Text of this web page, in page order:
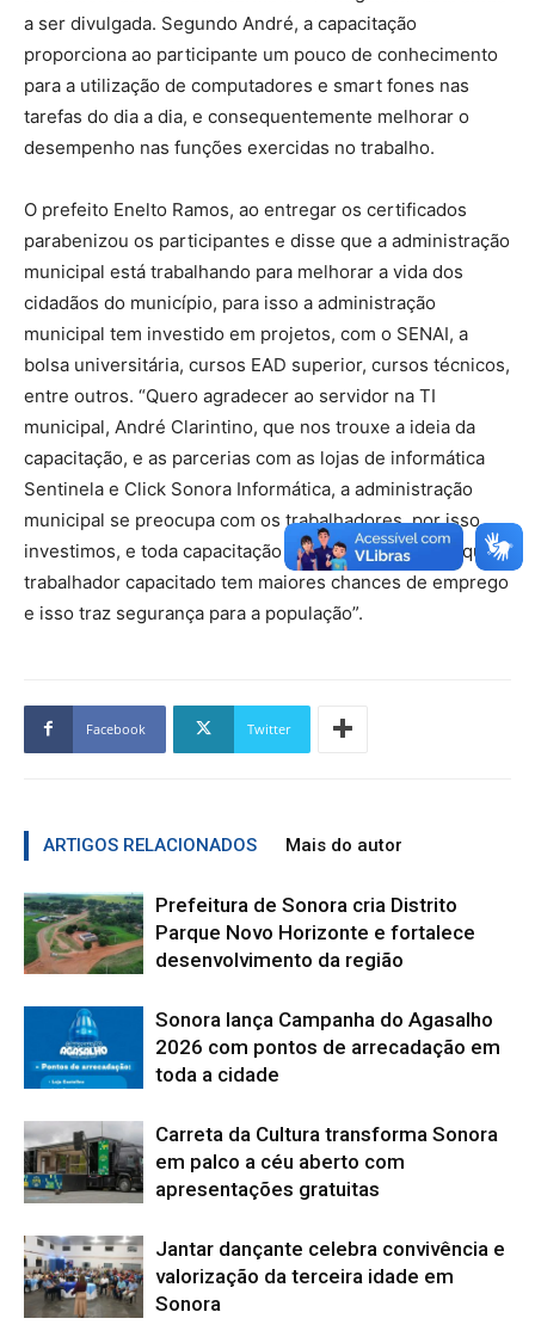
a ser divulgada. Segundo André, a capacitação
proporciona ao participante um pouco de conhecimento
para a utilização de computadores e smart fones nas
tarefas do dia a dia, e consequentemente melhorar o
desempenho nas funções exercidas no trabalho.
O prefeito Enelto Ramos, ao entregar os certificados
parabenizou os participantes e disse que a administração
municipal está trabalhando para melhorar a vida dos
cidadãos do município, para isso a administração
municipal tem investido em projetos, com o SENAI, a
bolsa universitária, cursos EAD superior, cursos técnicos,
entre outros. “Quero agradecer ao servidor na TI
municipal, André Clarintino, que nos trouxe a ideia da
capacitação, e as parcerias com as lojas de informática
Sentinela e Click Sonora Informática, a administração
municipal se preocupa com os trabalhadores, por isso
investimos, e toda capacitação é importante, penso que
trabalhador capacitado tem maiores chances de emprego
e isso traz segurança para a população”.
Facebook Twitter
ARTIGOS RELACIONADOS Mais do autor
Prefeitura de Sonora cria Distrito
Parque Novo Horizonte e fortalece
desenvolvimento da região
Sonora lança Campanha do Agasalho
2026 com pontos de arrecadação em
toda a cidade
Carreta da Cultura transforma Sonora
em palco a céu aberto com
apresentações gratuitas
Jantar dançante celebra convivência e
valorização da terceira idade em
Sonora